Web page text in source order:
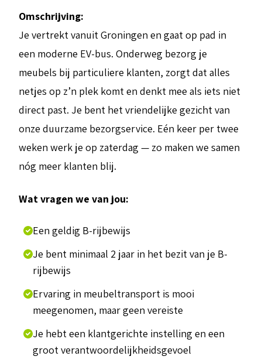
Omschrijving:
Je vertrekt vanuit Groningen en gaat op pad in
een moderne EV-bus. Onderweg bezorg je
meubels bij particuliere klanten, zorgt dat alles
netjes op z’n plek komt en denkt mee als iets niet
direct past. Je bent het vriendelijke gezicht van
onze duurzame bezorgservice. Eén keer per twee
weken werk je op zaterdag — zo maken we samen
nóg meer klanten blij.
Wat vragen we van jou:
Een geldig B-rijbewijs
Je bent minimaal 2 jaar in het bezit van je B-
rijbewijs
Ervaring in meubeltransport is mooi
meegenomen, maar geen vereiste
Je hebt een klantgerichte instelling en een
groot verantwoordelijkheidsgevoel